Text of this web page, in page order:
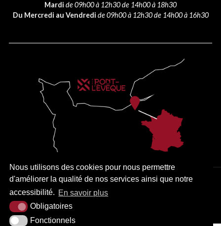
Nous utilisons des cookies pour nous permettre
d'améliorer la qualité de nos services ainsi que notre
accessibilité. En savoir plus
Obligatoires
Fonctionnels
Mardi de 09h00 à 12h30 de 14h00 à 18h30
Du Mercredi au Vendredi de 09h00 à 12h30 de 14h00 à 16h30
PLAN DU SITE MENTIONS LÉGALES ACCESSIBILITÉ